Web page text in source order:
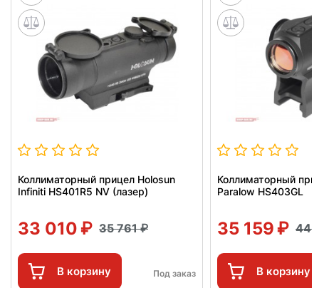
Коллиматорный прицел Holosun
Infiniti HS401R5 NV (лазер)
33 010 35 761
В корзину Под заказ
Коллиматорный
Paralow HS403GL
35 159 44
В корзину